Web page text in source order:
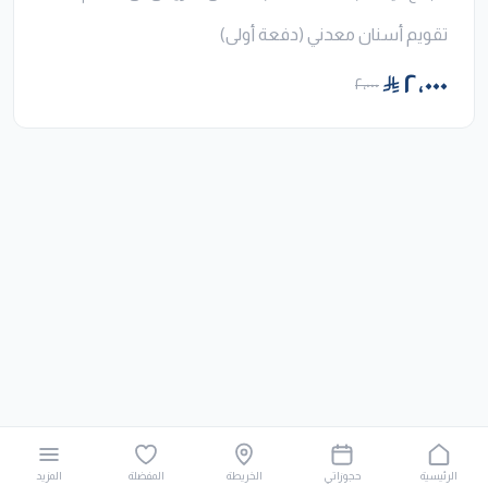
تقويم أسنان معدني (دفعة أولى)
٢٬٠٠٠ ٢٬٠٠٠
الرئيسية حجوزاتي الخريطة المفضلة المزيد